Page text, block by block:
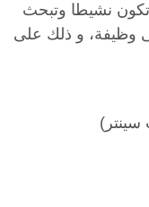
نشيطا وتبحث
وظيفة، و ذلك على